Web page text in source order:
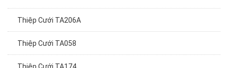
Thiệp Cưới TA206A
Thiệp Cưới TA058
Thiệp Cưới TA174